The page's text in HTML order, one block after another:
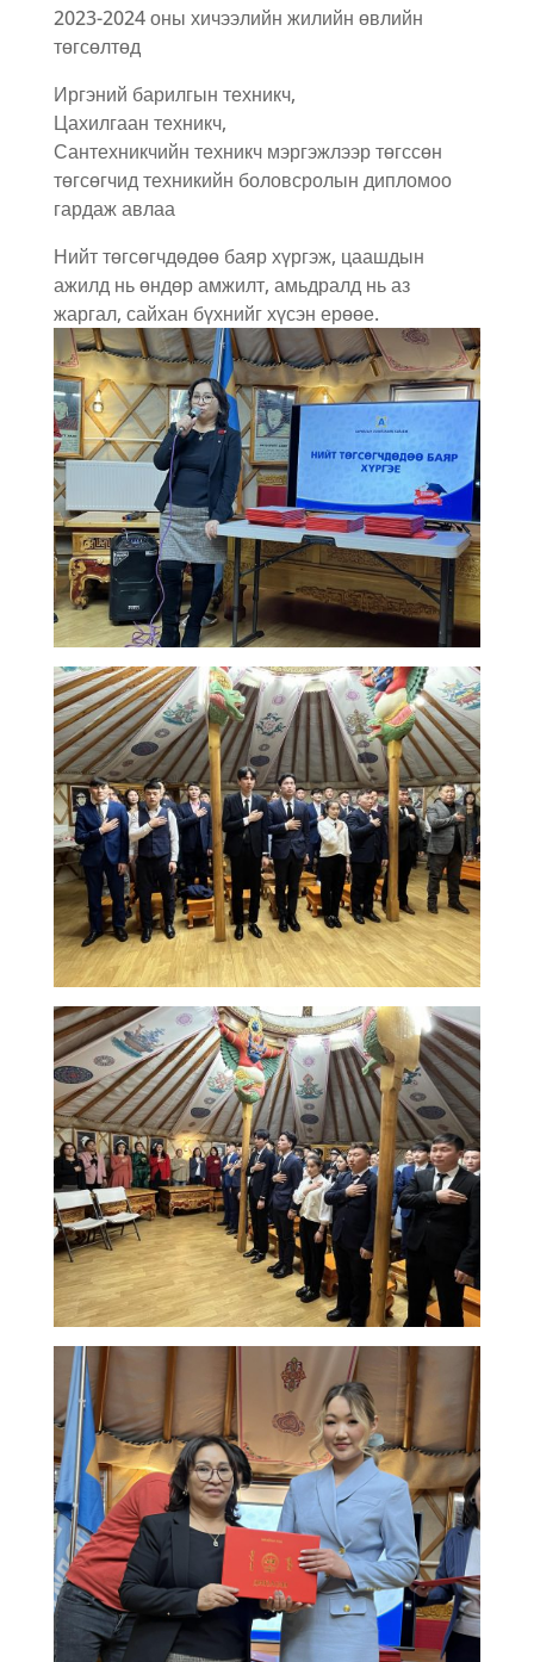
2023-2024 оны хичээлийн жилийн өвлийн
төгсөлтөд
Иргэний барилгын техникч,
Цахилгаан техникч,
Сантехникчийн техникч мэргэжлээр төгссөн
төгсөгчид техникийн боловсролын дипломоо
гардаж авлаа
Нийт төгсөгчдөдөө баяр хүргэж, цаашдын
ажилд нь өндөр амжилт, амьдралд нь аз
жаргал, сайхан бүхнийг хүсэн ерөөе.